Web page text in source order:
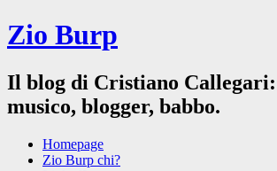
Zio Burp
Il blog di Cristiano Callegari:
musico, blogger, babbo.
Homepage
Zio Burp chi?